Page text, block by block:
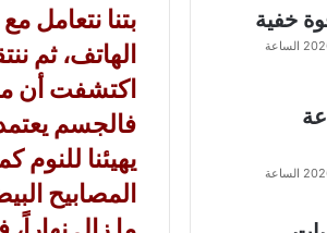
بتنا نتعامل
الهاتف، ثم
اكتشفت أن ما
فالجسم
يهيئنا
المصابيح
خفية
الإثنين 29 يونيو 2026 الساعة
الإثنين 29 يونيو 2026 الساعة